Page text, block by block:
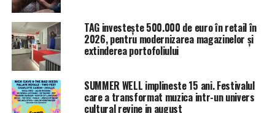
În prezent, Vidican trăieşte la New York, împreună cu
copiii ei şi ai lui Borcea, cărora acesta le plăteşte pensie
alimentară.
ARTICOLE PE ACEIASI TEMA:
URMATORUL
Începe războiul? Trump dă lovitura totală Chinei.
TAG investește 500.000 de euro în retail în
2026, pentru modernizarea magazinelor și
extinderea portofoliului
SUMMER WELL implineste 15 ani. Festivalul
care a transformat muzica intr-un univers
cultural revine in august